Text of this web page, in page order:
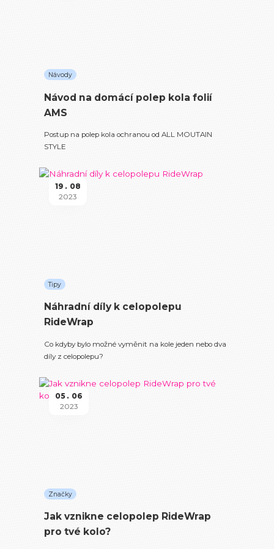
Návody
Návod na domácí polep kola folií
AMS
Postup na polep kola ochranou od ALL MOUTAIN
STYLE
19
08
2023
Tipy
Náhradní díly k celopolepu
RideWrap
Co kdyby bylo možné vyměnit na kole jeden nebo dva
díly z celopolepu?
05
06
2023
Značky
Jak vznikne celopolep RideWrap
pro tvé kolo?